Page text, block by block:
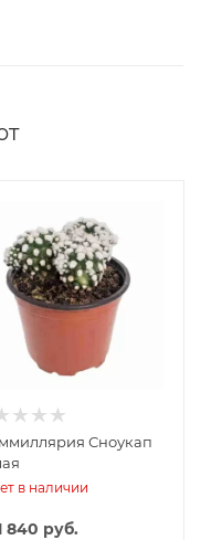
Сноукап
в наличии
840 руб.